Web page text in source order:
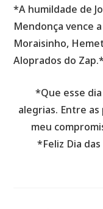
artigos
*A humildade de
Mendonça vence
Moraisinho,
Aloprados do Zap.*
*Que esse
alegrias. Entre
meu
*Feliz Dia das